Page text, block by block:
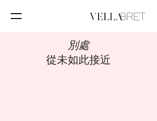
別處
從未如此接近